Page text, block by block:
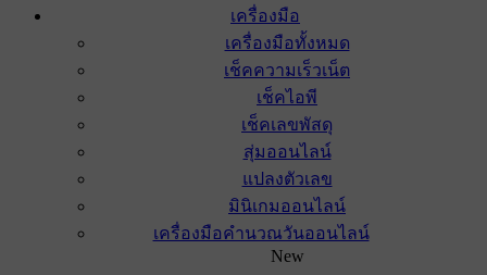
เครื่องมือ
เครื่องมือทั้งหมด
เช็คความเร็วเน็ต
เช็คไอพี
เช็คเลขพัสดุ
สุ่มออนไลน์
แปลงตัวเลข
มินิเกมออนไลน์
เครื่องมือคำนวณวันออนไลน์
New